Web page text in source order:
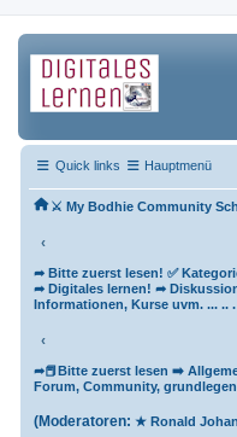
Quick links Hauptmenü
⚔ My Bodhie Community
‹
➦ Bitte zuerst lesen! ✅
➦ Digitales lernen! ➦
Informationen, Kurse uvm. ... .. .
‹
➦📕Bitte zuerst lesen ➡️
Forum, Community,
(Moderatoren: ★ Ronald